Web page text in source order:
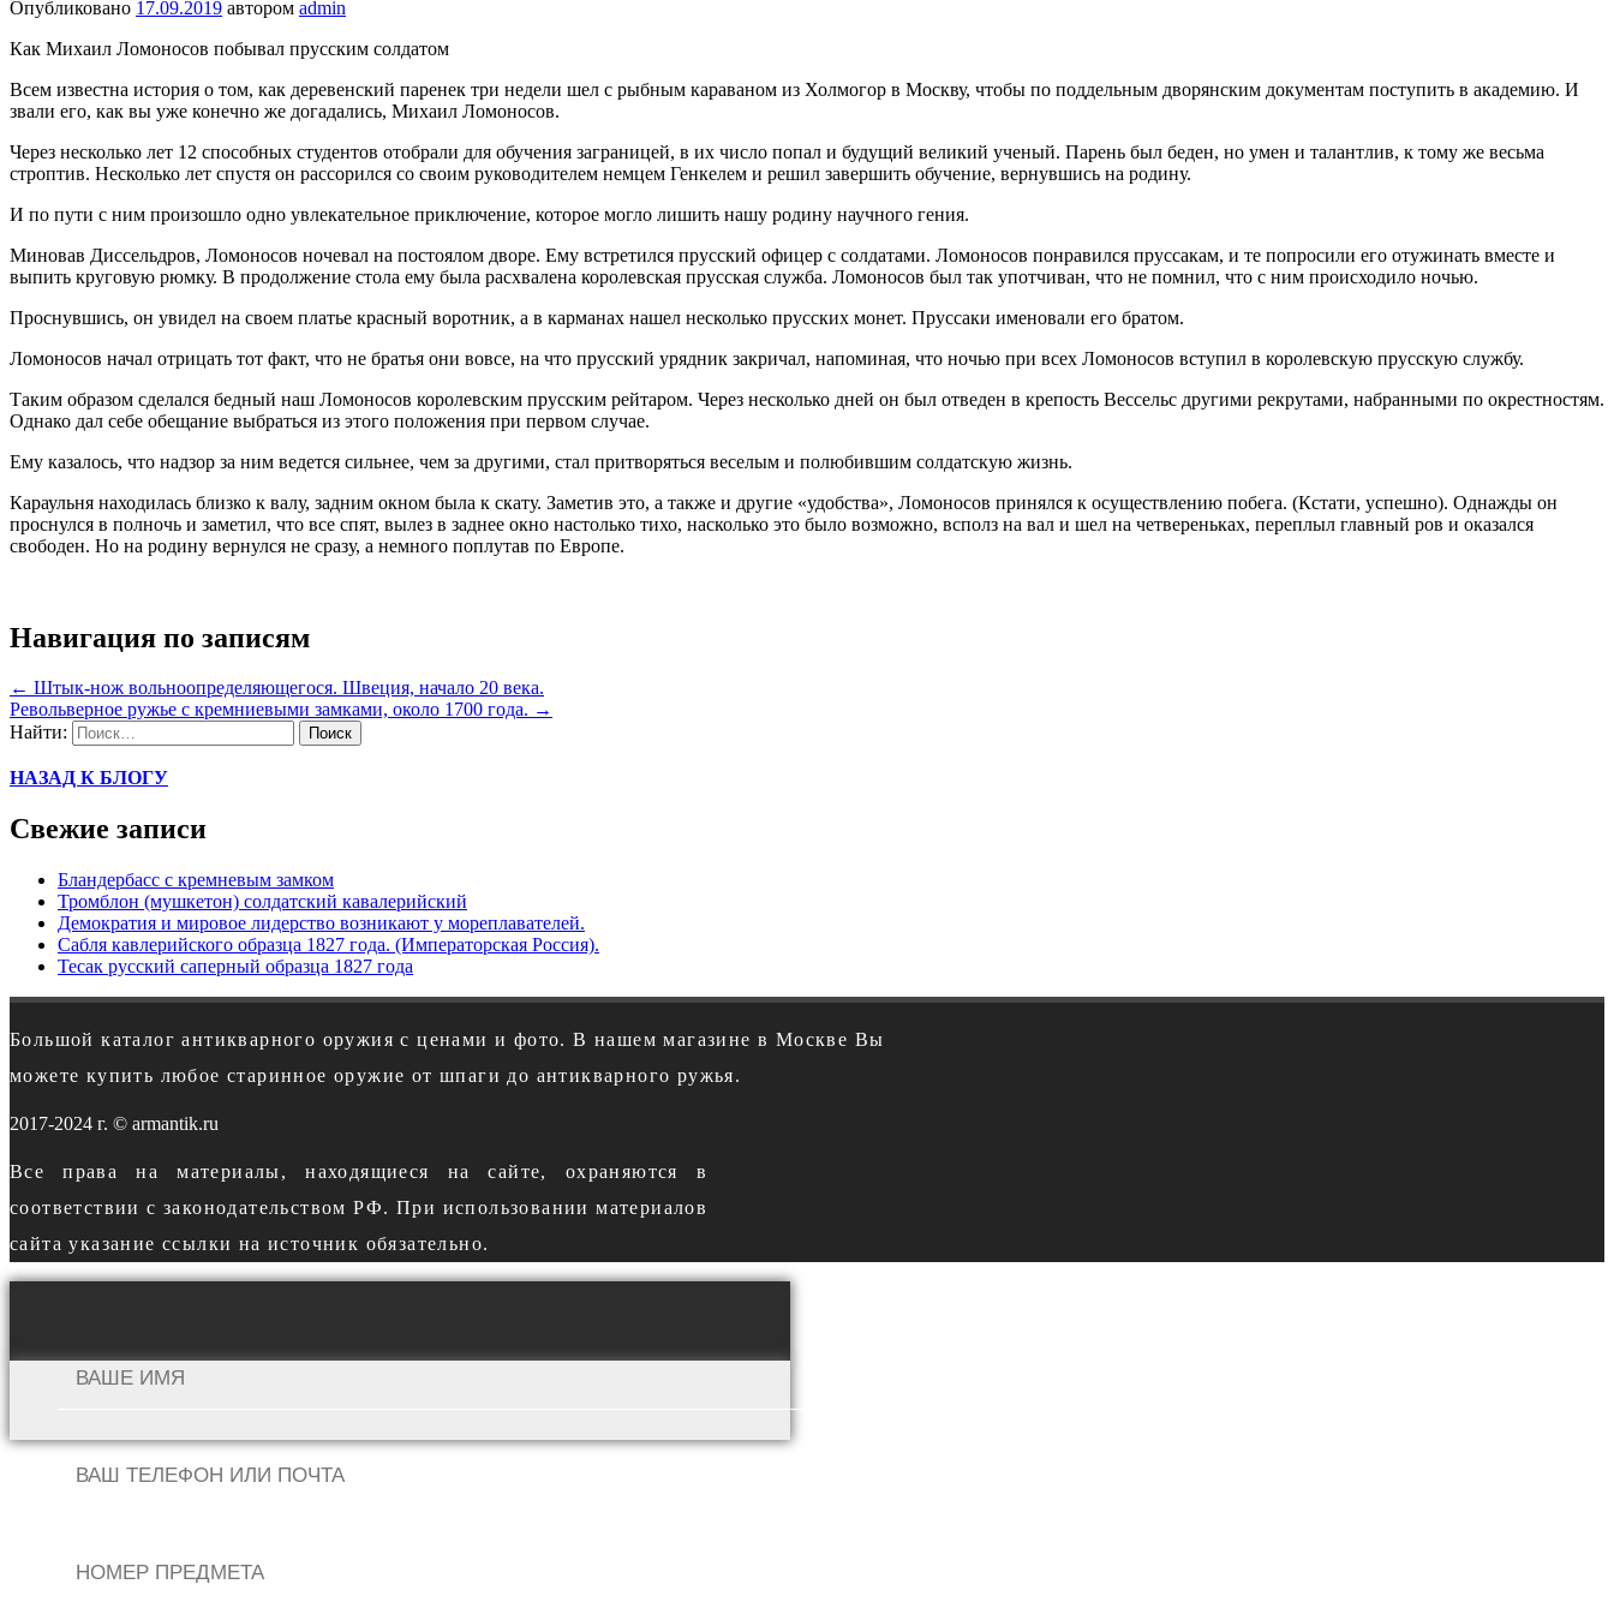
Опубликовано 17.09.2019 автором admin
Как Михаил Ломоносов побывал прусским солдатом
Всем известна история о том, как деревенский паренек три недели шел с рыбным караваном из Холмогор в Москву, чтобы по поддельным дворянским документам поступить в академию. И
звали его, как вы уже конечно же догадались, Михаил Ломоносов.
Через несколько лет 12 способных студентов отобрали для обучения заграницей, в их число попал и будущий великий ученый. Парень был беден, но умен и талантлив, к тому же весьма
строптив. Несколько лет спустя он рассорился со своим руководителем немцем Генкелем и решил завершить обучение, вернувшись на родину.
И по пути с ним произошло одно увлекательное приключение, которое могло лишить нашу родину научного гения.
Миновав Диссельдров, Ломоносов ночевал на постоялом дворе. Ему встретился прусский офицер с солдатами. Ломоносов понравился пруссакам, и те попросили его отужинать вместе и
выпить круговую рюмку. В продолжение стола ему была расхвалена королевская прусская служба. Ломоносов был так употчиван, что не помнил, что с ним происходило ночью.
Проснувшись, он увидел на своем платье красный воротник, а в карманах нашел несколько прусских монет. Пруссаки именовали его братом.
Ломоносов начал отрицать тот факт, что не братья они вовсе, на что прусский урядник закричал, напоминая, что ночью при всех Ломоносов вступил в королевскую прусскую службу.
Таким образом сделался бедный наш Ломоносов королевским прусским рейтаром. Через несколько дней он был отведен в крепость Вессельс другими рекрутами, набранными по окрестностям.
Однако дал себе обещание выбраться из этого положения при первом случае.
Ему казалось, что надзор за ним ведется сильнее, чем за другими, стал притворяться веселым и полюбившим солдатскую жизнь.
Караульня находилась близко к валу, задним окном была к скату. Заметив это, а также и другие «удобства», Ломоносов принялся к осуществлению побега. (Кстати, успешно). Однажды он
проснулся в полночь и заметил, что все спят, вылез в заднее окно настолько тихо, насколько это было возможно, всполз на вал и шел на четвереньках, переплыл главный ров и оказался
свободен. Но на родину вернулся не сразу, а немного поплутав по Европе.
Навигация по записям
← Штык-нож вольноопределяющегося. Швеция, начало 20 века.
Револьверное ружье с кремниевыми замками, около 1700 года. →
Найти:
НАЗАД К БЛОГУ
Свежие записи
Бландербасс с кремневым замком
Тромблон (мушкетон) солдатский кавалерийский
Демократия и мировое лидерство возникают у мореплавателей.
Сабля кавлерийского образца 1827 года. (Императорская Россия).
Тесак русский саперный образца 1827 года
Большой каталог антикварного оружия с ценами и фото. В нашем магазине в Москве Вы
можете купить любое старинное оружие от шпаги до антикварного ружья.
2017-2024 г. © armantik.ru
Все права на материалы, находящиеся на сайте, охраняются в
соответствии с законодательством РФ. При использовании материалов
сайта указание ссылки на источник обязательно.